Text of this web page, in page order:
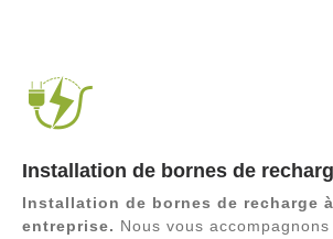
Installation de bornes de
Installation de bornes de recharge
entreprise. Nous vous